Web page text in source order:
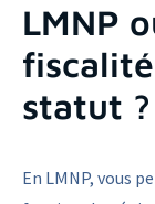
LMNP
statut ?
En LMNP, vous